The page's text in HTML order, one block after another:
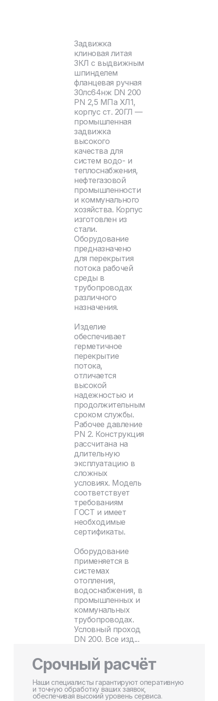
Задвижка
клиновая литая
ЗКЛ с выдвижным
шпинделем
фланцевая ручная
30лс64нж DN 200
PN 2,5 МПа ХЛ1,
корпус ст. 20ГЛ —
промышленная
задвижка
высокого
качества для
систем водо- и
теплоснабжения,
нефтегазовой
промышленности
и коммунального
хозяйства. Корпус
изготовлен из
стали.
Оборудование
предназначено
для перекрытия
потока рабочей
среды в
трубопроводах
различного
назначения.
Изделие
обеспечивает
герметичное
перекрытие
потока,
отличается
высокой
надежностью и
продолжительным
сроком службы.
Рабочее давление
PN 2. Конструкция
рассчитана на
длительную
эксплуатацию в
сложных
условиях. Модель
соответствует
требованиям
ГОСТ и имеет
необходимые
сертификаты.
Оборудование
применяется в
системах
отопления,
водоснабжения, в
промышленных и
коммунальных
трубопроводах.
Условный проход
DN 200. Все изд...
Срочный расчёт
Наши специалисты гарантируют оперативную
и точную обработку ваших заявок,
обеспечивая высокий уровень сервиса.